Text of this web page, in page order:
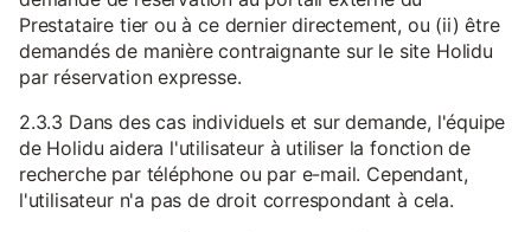
Prestataire tier ou à ce dernier directement, ou (ii) être
demandés de manière contraignante sur le site Holidu
par réservation expresse.
2.3.3 Dans des cas individuels et sur demande, l'équipe
de Holidu aidera l'utilisateur à utiliser la fonction de
recherche par téléphone ou par e-mail. Cependant,
l'utilisateur n'a pas de droit correspondant à cela.